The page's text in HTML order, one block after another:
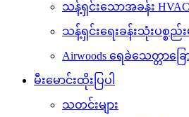
သန့်ရှင်းသောအခန်း
သန့်ရှင်းရေးခန်းသုံးပစ္စည်းမ
Airwoods ရေခဲသေတ္တာခ
မီးမောင်းထိုးပြပါ
သတင်းများ